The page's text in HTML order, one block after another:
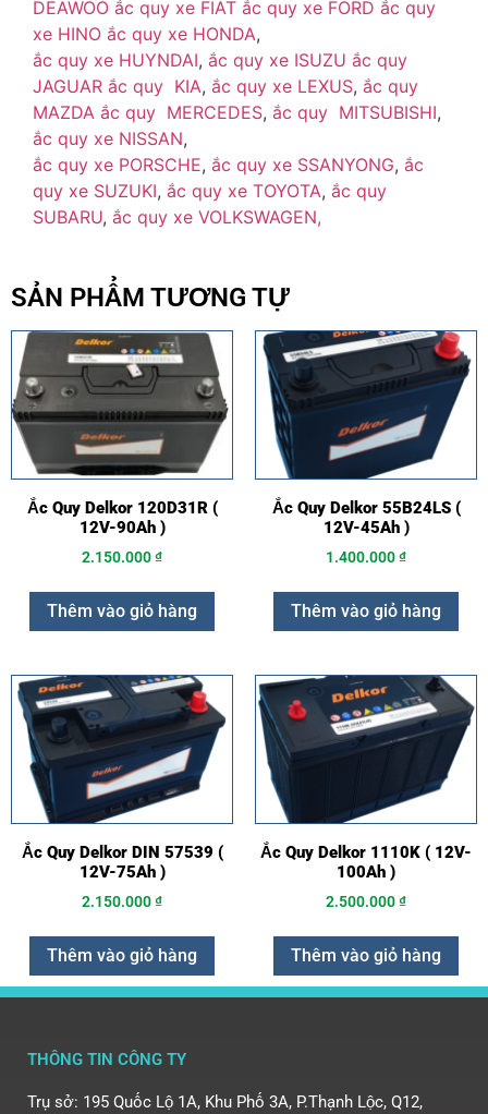
DEAWOO ắc quy xe FIAT ắc quy xe FORD ắc quy
xe HINO ắc quy xe HONDA,
ắc quy xe HUYNDAI, ắc quy xe ISUZU ắc quy
JAGUAR ắc quy KIA, ắc quy xe LEXUS, ắc quy
MAZDA ắc quy MERCEDES, ắc quy MITSUBISHI,
ắc quy xe NISSAN,
ắc quy xe PORSCHE, ắc quy xe SSANYONG, ắc
quy xe SUZUKI, ắc quy xe TOYOTA, ắc quy
SUBARU, ắc quy xe VOLKSWAGEN,
SẢN PHẨM TƯƠNG TỰ
Ắc Quy Delkor 120D31R (
12V-90Ah )
2.150.000₫
Thêm vào giỏ hàng
Ắc Quy Delkor 55B24LS (
12V-45Ah )
1.400.000₫
Thêm vào giỏ hàng
Ắc Quy Delkor DIN 57539 (
12V-75Ah )
2.150.000₫
Thêm vào giỏ hàng
Ắc Quy Delkor 1110K ( 12V-
100Ah )
2.500.000₫
Thêm vào giỏ hàng
THÔNG TIN CÔNG TY
Trụ sở: 195 Quốc Lộ 1A, Khu Phố 3A, P.Thạnh Lộc, Q12,